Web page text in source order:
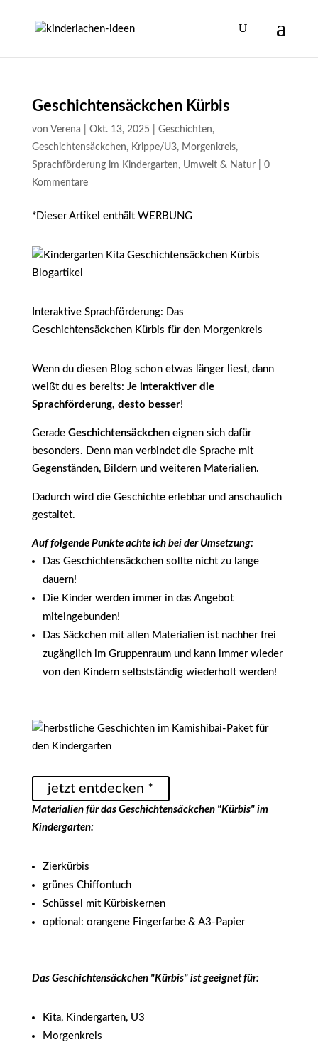
Geschichtensäckchen Kürbis
von Verena Okt. 13, 2025| Geschichten,
Geschichtensäckchen, Krippe/U3, Morgenkreis,
Sprachförderung im Kindergarten, Umwelt & Natur| 0
Kommentare
*Dieser Artikel enthält WERBUNG
Interaktive Sprachförderung: Das
Geschichtensäckchen Kürbis für den Morgenkreis
Wenn du diesen Blog schon etwas länger liest, dann
weißt du es bereits: Je interaktiver die
Sprachförderung, desto besser!
Gerade Geschichtensäckcheneignen sich dafür
besonders. Denn man verbindet die Sprache mit
Gegenständen, Bildern und weiteren Materialien.
Dadurch wird die Geschichte erlebbar und anschaulich
gestaltet.
Auf folgende Punkte achte ich bei der Umsetzung:
Das Geschichtensäckchen sollte nicht zu lange
dauern!
Die Kinder werden immer in das Angebot
miteingebunden!
Das Säckchen mit allen Materialien ist nachher frei
zugänglich im Gruppenraum und kann immer wieder
von den Kindern selbstständig wiederholt werden!
jetzt entdecken *
Materialien für das Geschichtensäckchen "Kürbis" im
Kindergarten:
Zierkürbis
grünes Chiffontuch
Schüssel mit Kürbiskernen
optional: orangene Fingerfarbe & A3-Papier
Das Geschichtensäckchen "Kürbis" ist geeignet für:
Kita, Kindergarten, U3
Morgenkreis